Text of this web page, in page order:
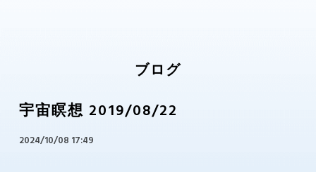
ブログ
宇宙瞑想 2019/08/22
2024/10/08 17:49